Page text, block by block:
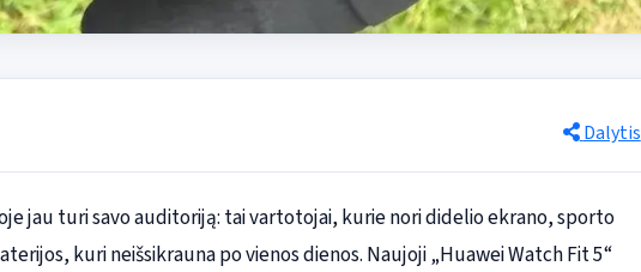
Dalytis
jau turi savo auditoriją: tai vartotojai, kurie nori didelio ekrano, sporto
kuri neišsikrauna po vienos dienos. Naujoji „Huawei Watch Fit 5“